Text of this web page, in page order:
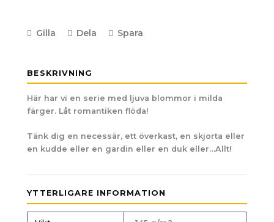
Gilla Dela Spara
BESKRIVNING
Här har vi en serie med ljuva blommor i milda
färger. Låt romantiken flöda!
Tänk dig en necessär, ett överkast, en skjorta eller
en kudde eller en gardin eller en duk eller…Allt!
YTTERLIGARE INFORMATION